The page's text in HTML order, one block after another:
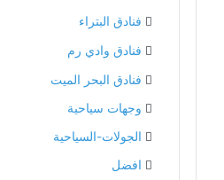
فنادق البتراء
فنادق وادي رم
فنادق البحر الميت
وجهات سياحية
الجولات-السياحية
افضل